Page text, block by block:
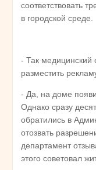
соответствовать
в городской среде.
- Так медицинский
разместить
- Да, на доме
Однако сразу
обратились в
отозвать
департамент
этого советовал